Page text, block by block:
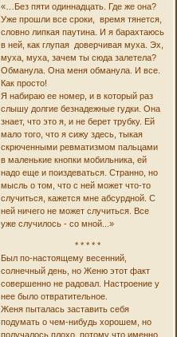
«…Без пяти одиннадцать. Где же она?
Уже прошли все сроки, время тянется,
словно липкая паутина. И я барахтаюсь
в ней, как глупая доверчивая муха. Эх,
муха, муха, зачем ты сюда залетела?
Обманула. Она меня обманула. И все.
Как просто!
Я набираю ее номер, и в который раз
слышу долгие безнадежные гудки. Она
знает, что это я, и не берет трубку. Ей
мало того, что я сижу здесь, тыкая
скрюченными ревматизмом пальцами
в маленькие кнопки мобильника, ей
надо еще и поиздеваться. Странно, но
мысль о том, что с ней может что-то
случиться, кажется мне абсурдной. С
ней ничего не может случиться. Все
уже случилось - со мной...»
* * * * *
Был по-настоящему весенний,
солнечный день, но Женю этот факт
совершенно не радовал. Настроение у
нее было отвратительное.
Женя пыталась заставить себя
подумать о чем-нибудь хорошем, но
получалось плохо, потому что именно